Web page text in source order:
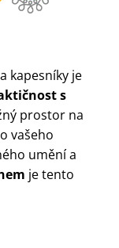
kapesníky je
s
prostor na
vašeho
umění a
je tento